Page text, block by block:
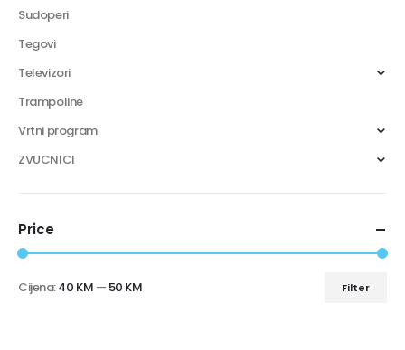
Sudoperi
Tegovi
Televizori
Trampoline
Vrtni program
ZVUCNICI
Price
Filter
Cijena:40 KM — 50 KM